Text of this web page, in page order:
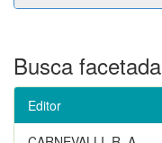
Busca facetada
Editor